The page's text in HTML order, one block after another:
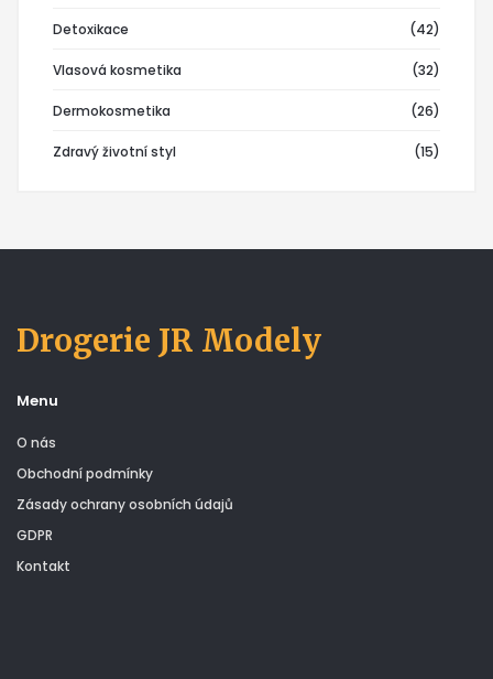
Detoxikace (42)
Vlasová kosmetika (32)
Dermokosmetika (26)
Zdravý životní styl (15)
Drogerie JR Modely
Menu
O nás
Obchodní podmínky
Zásady ochrany osobních údajů
GDPR
Kontakt